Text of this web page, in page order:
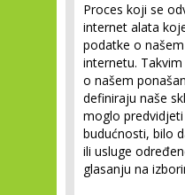
Proces koji se
internet alata
podatke o
internetu.
o našem
definiraju naše
moglo
budućnosti, bilo
ili usluge
glasanju na